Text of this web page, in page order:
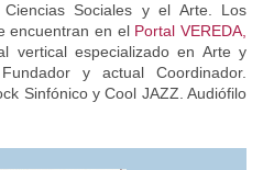
Sociales y el Arte. Los
encuentran en el Portal VEREDA,
vertical especializado en Arte y
y actual Coordinador.
Sinfónico y Cool JAZZ. Audiófilo